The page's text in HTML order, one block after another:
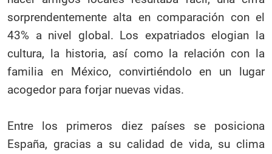
sorprendentemente alta en comparación con el
43% a nivel global. Los expatriados elogian la
cultura, la historia, así como la relación con la
familia en México, convirtiéndolo en un lugar
acogedor para forjar nuevas vidas.
Entre los primeros diez países se posiciona
España, gracias a su calidad de vida, su clima